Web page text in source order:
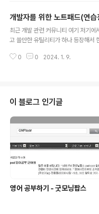
PI 서버의 URL,인증을 위한 token 값
워드 같은 값들을 '환경 변수'로 설정
경이나 Staging, Production 환경에
소스 코드 내부에 저장하는 것은 피해
개발자를 위한 노트패드(연
최근 개발 관련 커뮤니티 여기 저기에
고 쓸만한 유틸리티가 하나 등장해서
자 !!! ① 오픈소스 프로젝트 갑자기 변
으로 사용하는 것이 아니면 개인적으
제가 없을 것 같다. ② Mac / Win /
업무 환경은 Windows를 사용하고,
를 사용하고, 취미 생활 할 때에는
Heynote를 설치해서 사용할 수 있
0 0 2024. 1. 9.
이 블로그 인기글
영어 공부하기 - 굿모닝팝스